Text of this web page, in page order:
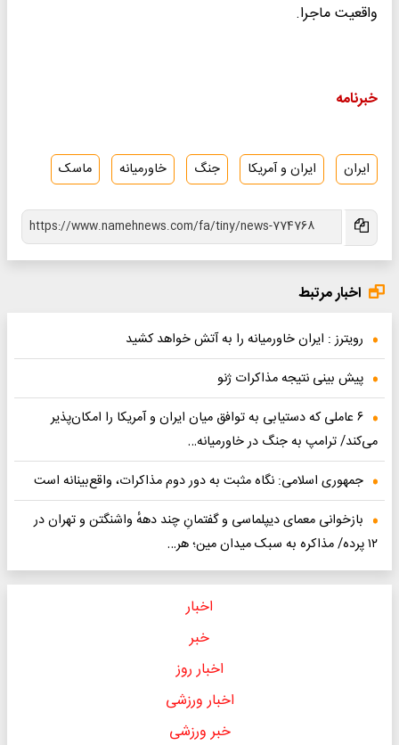
واقعیت ماجرا.
خبرنامه
ایران ایران و آمریکا جنگ خاورمیانه ماسک
اخبار مرتبط
رویترز : ایران خاورمیانه را به آتش خواهد کشید
پیش بینی نتیجه مذاکرات ژنو
۶ عاملی که دستیابی به توافق میان ایران و آمریکا را امکان‌پذیر
می‌کند/ ترامپ به جنگ در خاورمیانه…
جمهوری اسلامی: نگاه مثبت به دور دوم مذاکرات، واقع‌بینانه است
بازخوانی معمای دیپلماسی و گفتمانِ چند دههٔ واشنگتن و تهران در
۱۲ پرده/ مذاکره به سبک میدان مین؛ هر…
اخبار
خبر
اخبار روز
اخبار ورزشی
خبر ورزشی